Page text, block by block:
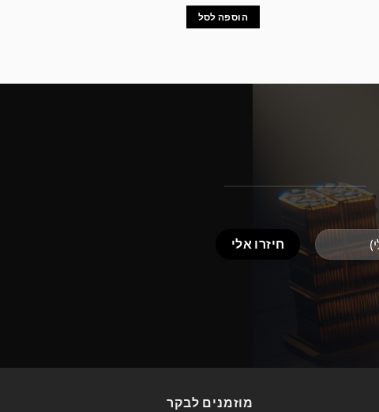
היה:
₪250.00.הוספה לסל
מוזמנים לבקר